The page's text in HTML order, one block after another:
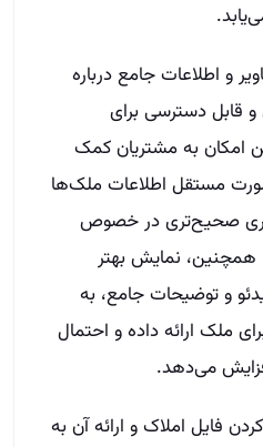
و اطلاعات جامع درباره
قابل دسترسی برای
امکان به مشتریان کمک
مستقل اطلاعات ملک‌ها
صحیح‌تری در خصوص
همچنین، نمایش بهتر
و توضیحات جامع، به
ملک ارائه داده و احتمال
می‌دهد.
فایل املاک و ارائه آن به